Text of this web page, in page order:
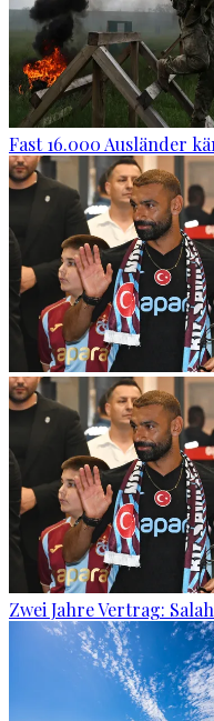
Fast 16.000 Ausländer
Zwei Jahre Vertrag: